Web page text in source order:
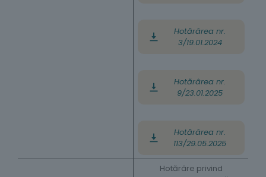
Hotărârea nr.
3/19.01.2024
Hotărârea nr.
9/23.01.2025
Hotărârea nr.
113/29.05.2025
Hotărâre privind